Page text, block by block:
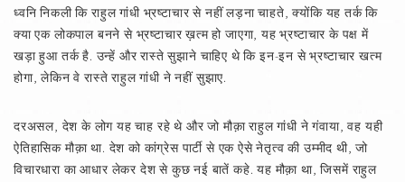
ध्वनि निकली कि राहुल गांधी भ्रष्टाचार से नहीं लड़ना चाहते, क्योंकि यह तर्क कि
क्या एक लोकपाल बनने से भ्रष्टाचार ख़त्म हो जाएगा, यह भ्रष्टाचार के पक्ष में
खड़ा हुआ तर्क है. उन्हें और रास्ते सुझाने चाहिए थे कि इन-इन से भ्रष्टाचार खत्म
होगा, लेकिन वे रास्ते राहुल गांधी ने नहीं सुझाए.
दरअसल, देश के लोग यह चाह रहे थे और जो मौक़ा राहुल गांधी ने गंवाया, वह यही
ऐतिहासिक मौक़ा था. देश को कांग्रेस पार्टी से एक ऐसे नेतृत्व की उम्मीद थी, जो
विचारधारा का आधार लेकर देश से कुछ नई बातें कहे. यह मौक़ा था, जिसमें राहुल